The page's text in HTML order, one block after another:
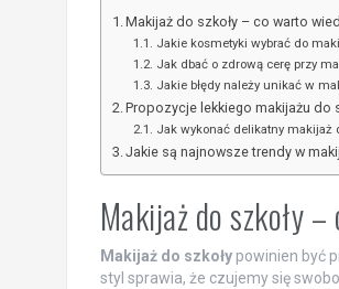
Makijaż do szkoły – co warto
Jakie kosmetyki wybrać do
Jak dbać o zdrową cerę przy
Jakie błędy należy unikać w
Propozycje lekkiego makijażu do
Jak wykonać delikatny makijaż
Jakie są najnowsze trendy w
Makijaż do szkoły
Makijaż do szkołypowinien być
styl sprawia, że czujemy się